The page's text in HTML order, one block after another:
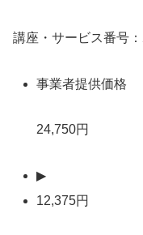
講座・サービス番号
事業者提供価格
24,750円
▶
12,375円